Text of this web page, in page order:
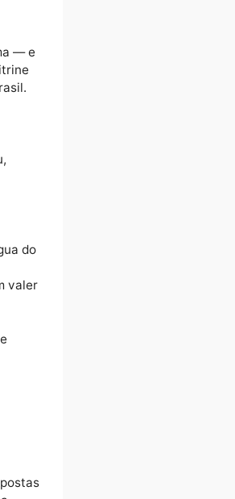
e lendas
mas forma — e
sua vitrine
de
ou,
a língua do
cartões de